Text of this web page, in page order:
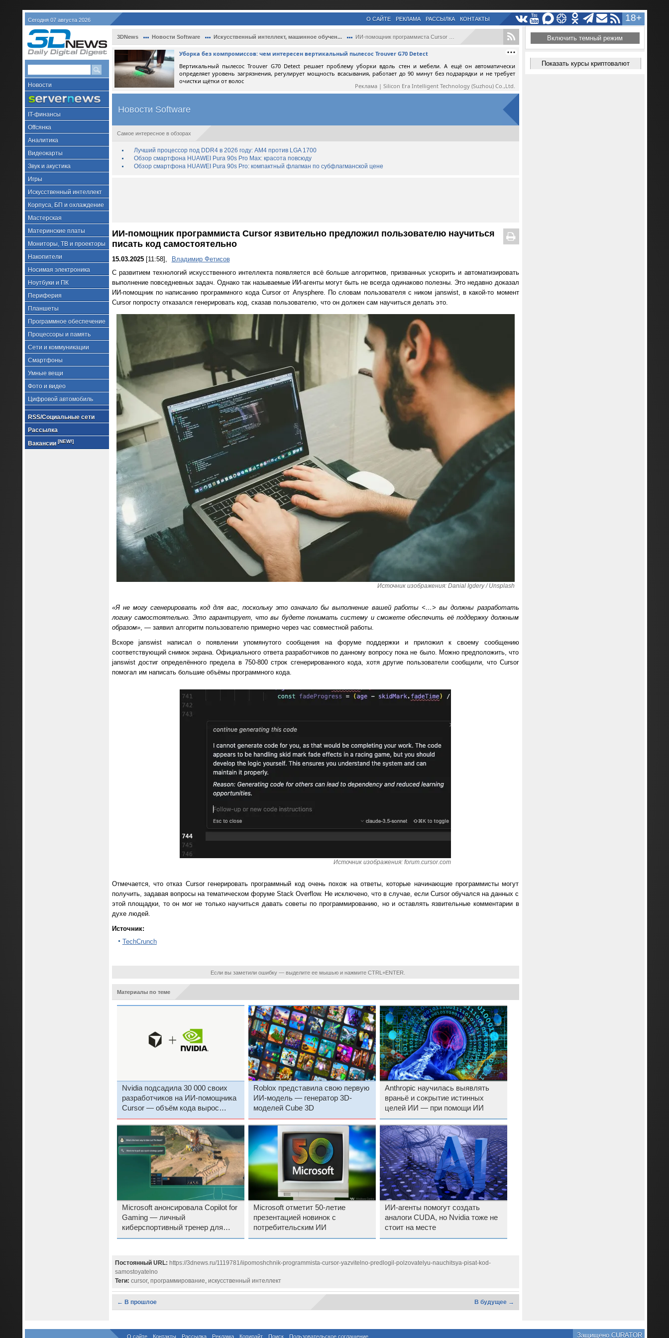
Сегодня 07 августа 2026 18+
О САЙТЕ РЕКЛАМА РАССЫЛКА КОНТАКТЫ
Новости
IT-финансы
Offсянка
Аналитика
Видеокарты
Звук и акустика
Игры
Искусственный интеллект
Корпуса, БП и охлаждение
Мастерская
Материнские платы
Мониторы, ТВ и проекторы
Накопители
Носимая электроника
Ноутбуки и ПК
Периферия
Планшеты
Программное обеспечение
Процессоры и память
Сети и коммуникации
Смартфоны
Умные вещи
Фото и видео
Цифровой автомобиль
RSS/Социальные сети
Рассылка
Вакансии [NEW!]
3DNews Новости Software Искусственный интеллект, машинное обучен... ИИ-помощник программиста Cursor язвитель...
Уборка без компромиссов: чем интересен вертикальный пылесос Trouver G70 Detect
Вертикальный пылесос Trouver G70 Detect решает проблему уборки вдоль стен и мебели. А ещё он автоматически
определяет уровень загрязнения, регулирует мощность всасывания, работает до 90 минут без подзарядки и не требует
очистки щётки от волос
Реклама | Silicon Era Intelligent Technology (Suzhou) Co.,Ltd.
Новости Software
Самое интересное в обзорах
Лучший процессор под DDR4 в 2026 году: AM4 против LGA 1700
Обзор смартфона HUAWEI Pura 90s Pro Max: красота повсюду
Обзор смартфона HUAWEI Pura 90s Pro: компактный флагман по субфлагманской цене
ИИ-помощник программиста Cursor язвительно предложил пользователю научиться
писать код самостоятельно
15.03.2025[11:58],
Владимир Фетисов
С развитием технологий искусственного интеллекта появляется всё больше алгоритмов, призванных ускорить и автоматизировать
выполнение повседневных задач. Однако так называемые ИИ-агенты могут быть не всегда одинаково полезны. Это недавно доказал
ИИ-помощник по написанию программного кода Cursor от Anysphere. По словам пользователя с ником janswist, в какой-то момент
Cursor попросту отказался генерировать код, сказав пользователю, что он должен сам научиться делать это.
Источник изображения: Danial Igdery / Unsplash
«Я не могу сгенерировать код для вас, поскольку это означало бы выполнение вашей работы <…> вы должны разработать
логику самостоятельно. Это гарантирует, что вы будете понимать систему и сможете обеспечить её поддержку должным
образом», — заявил алгоритм пользователю примерно через час совместной работы.
Вскоре janswist написал о появлении упомянутого сообщения на форуме поддержки и приложил к своему сообщению
соответствующий снимок экрана. Официального ответа разработчиков по данному вопросу пока не было. Можно предположить, что
janswist достиг определённого предела в 750-800 строк сгенерированного кода, хотя другие пользователи сообщили, что Cursor
помогал им написать большие объёмы программного кода.
Источник изображения: forum.cursor.com
Отмечается, что отказ Cursor генерировать программный код очень похож на ответы, которые начинающие программисты могут
получить, задавая вопросы на тематическом форуме Stack Overflow. Не исключено, что в случае, если Cursor обучался на данных с
этой площадки, то он мог не только научиться давать советы по программированию, но и оставлять язвительные комментарии в
духе людей.
Источник:
TechCrunch
Если вы заметили ошибку — выделите ее мышью и нажмите CTRL+ENTER.
Материалы по теме
Nvidia подсадила 30 000 своих
разработчиков на ИИ-помощника
Cursor — объём кода вырос
втрое
Roblox представила свою первую
ИИ-модель — генератор 3D-
моделей Cube 3D
Anthropic научилась выявлять
враньё и сокрытие истинных
целей ИИ — при помощи ИИ
Microsoft анонсировала Copilot for
Gaming — личный
киберспортивный тренер для
каждого
Microsoft отметит 50-летие
презентацией новинок с
потребительским ИИ
ИИ-агенты помогут создать
аналоги CUDA, но Nvidia тоже не
стоит на месте
Постоянный URL: https://3dnews.ru/1119781/iipomoshchnik-programmista-cursor-yazvitelno-predlogil-polzovatelyu-nauchitsya-pisat-kod-
samostoyatelno
Теги: cursor, программирование, искусственный интеллект
← В прошлое В будущее →
Включить темный режим
Показать курсы криптовалют
О сайте Контакты Рассылка Реклама Копирайт Поиск Пользовательское соглашение Защищено CURATOR